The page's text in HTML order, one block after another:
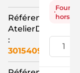
Référence
AtelierD
:
3015409
hors